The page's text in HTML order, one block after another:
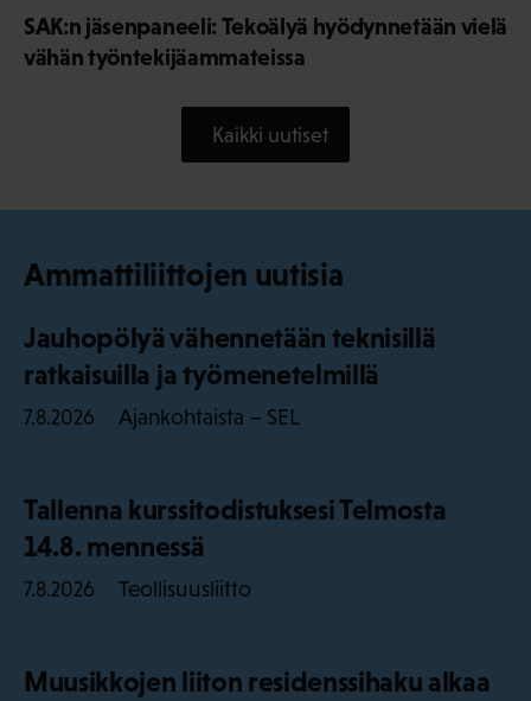
SAK:n jäsenpaneeli: Tekoälyä hyödynnetään vielä
vähän työntekijäammateissa
Kaikki uutiset
Ammattiliittojen uutisia
Jauhopölyä vähennetään teknisillä
ratkaisuilla ja työmenetelmillä
7.8.2026 Ajankohtaista – SEL
Tallenna kurssitodistuksesi Telmosta
14.8. mennessä
7.8.2026 Teollisuusliitto
Muusikkojen liiton residenssihaku alkaa